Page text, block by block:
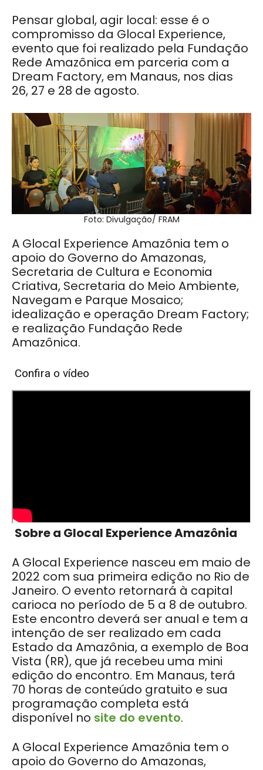
Pensar global, agir local: esse é o
compromisso da Glocal Experience,
evento que foi realizado pela Fundação
Rede Amazônica em parceria com a
Dream Factory, em Manaus, nos dias
26, 27 e 28 de agosto.
Foto: Divulgação/ FRAM
A Glocal Experience Amazônia tem o
apoio do Governo do Amazonas,
Secretaria de Cultura e Economia
Criativa, Secretaria do Meio Ambiente,
Navegam e Parque Mosaico;
idealização e operação Dream Factory;
e realização Fundação Rede
Amazônica.
Confira o vídeo
Sobre a Glocal Experience Amazônia
A Glocal Experience nasceu em maio de
2022 com sua primeira edição no Rio de
Janeiro. O evento retornará à capital
carioca no período de 5 a 8 de outubro.
Este encontro deverá ser anual e tem a
intenção de ser realizado em cada
Estado da Amazônia, a exemplo de Boa
Vista (RR), que já recebeu uma mini
edição do encontro. Em Manaus, terá
70 horas de conteúdo gratuito e sua
programação completa está
disponível no site do evento.
A Glocal Experience Amazônia tem o
apoio do Governo do Amazonas,